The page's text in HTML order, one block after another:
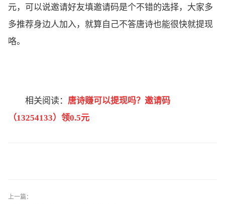
元，可以说邀请好友填邀请码是个不错的选择，大家多
多推荐身边人加入，就算自己不答唐诗也能很快就提现
咯。
相关阅读： 唐诗赚可以提现吗？邀请码
（13254133）领0.5元
上一篇：